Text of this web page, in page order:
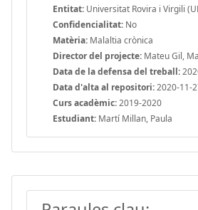
Entitat: Universitat Rovira i Virgili
Confidencialitat: No
Matèria: Malaltia crònica
Director del projecte: Mateu Gil,
Data de la defensa del treball:
Data d'alta al repositori:2020-11-
Curs acadèmic:2019-2020
Estudiant: Martí Millan, Paula